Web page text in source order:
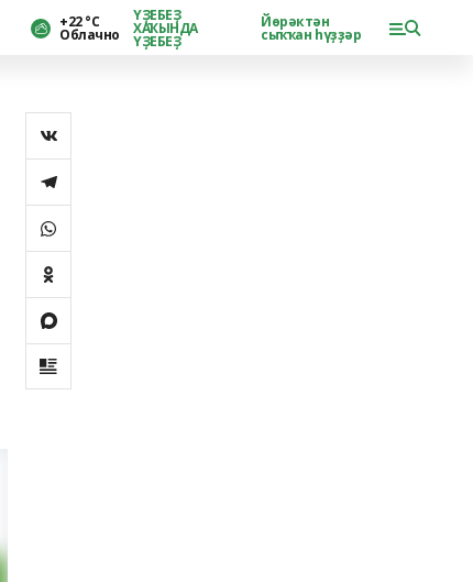
+22 °С
Облачно
ҮҘЕБЕҘ
ХАҠЫНДА
ҮҘЕБЕҘ
Йөрәктән
сыҡҡан һүҙҙәр